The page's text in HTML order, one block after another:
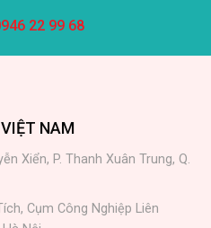
22 99 68
NAM
Xiển, P. Thanh Xuân Trung, Q.
Cụm Công Nghiệp Liên